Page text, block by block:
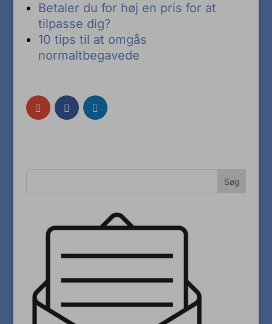
Betaler du for høj en pris for at
tilpasse dig?
10 tips til at omgås
normaltbegavede